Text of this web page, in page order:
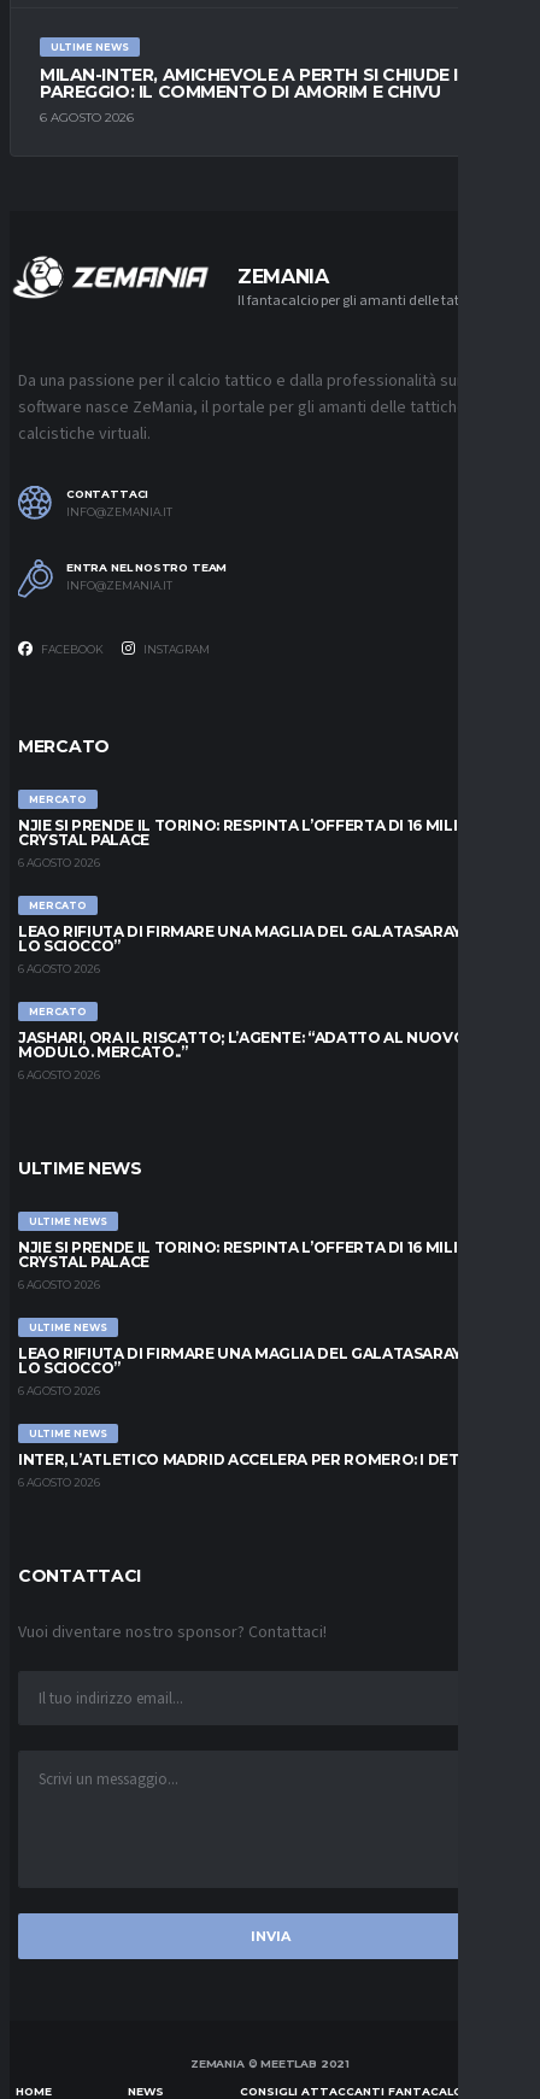
ULTIME NEWS
MILAN-INTER, AMICHEVOLE A PERTH SI CHIUDE IN
PAREGGIO: IL COMMENTO DI AMORIM E CHIVU
6 AGOSTO 2026
ZEMANIA
Il fantacalcio per gli amanti delle tattiche
Da una passione per il calcio tattico e dalla professionalità sui
software nasce ZeMania, il portale per gli amanti delle tattiche
calcistiche virtuali.
CONTATTACI
INFO@ZEMANIA.IT
ENTRA NEL NOSTRO TEAM
INFO@ZEMANIA.IT
FACEBOOK INSTAGRAM
MERCATO
MERCATO
NJIE SI PRENDE IL TORINO: RESPINTA L’OFFERTA DI 16 MILIONI DAL
CRYSTAL PALACE
6 AGOSTO 2026
MERCATO
LEAO RIFIUTA DI FIRMARE UNA MAGLIA DEL GALATASARAY: “FAI
LO SCIOCCO”
6 AGOSTO 2026
MERCATO
JASHARI, ORA IL RISCATTO; L’AGENTE: “ADATTO AL NUOVO
MODULO. MERCATO..”
6 AGOSTO 2026
ULTIME NEWS
ULTIME NEWS
NJIE SI PRENDE IL TORINO: RESPINTA L’OFFERTA DI 16 MILIONI DAL
CRYSTAL PALACE
6 AGOSTO 2026
ULTIME NEWS
LEAO RIFIUTA DI FIRMARE UNA MAGLIA DEL GALATASARAY: “FAI
LO SCIOCCO”
6 AGOSTO 2026
ULTIME NEWS
INTER, L’ATLETICO MADRID ACCELERA PER ROMERO: I DETTAGLI
6 AGOSTO 2026
CONTATTACI
Vuoi diventare nostro sponsor? Contattaci!
ZEMANIA © MEETLAB 2021
HOME NEWS CONSIGLI ATTACCANTI FANTACALCIO SERIE A